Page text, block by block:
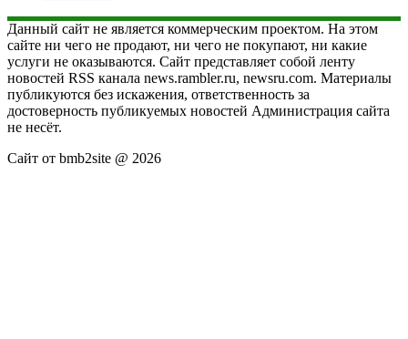
Данный сайт не является коммерческим проектом. На этом
сайте ни чего не продают, ни чего не покупают, ни какие
услуги не оказываются. Сайт представляет собой ленту
новостей RSS канала news.rambler.ru, newsru.com. Материалы
публикуются без искажения, ответственность за
достоверность публикуемых новостей Администрация сайта
не несёт.
Сайт от bmb2site @ 2026